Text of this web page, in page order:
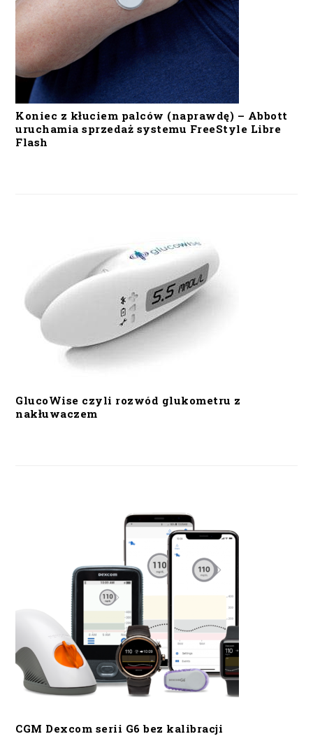
Koniec z kłuciem palców (naprawdę) – Abbott
uruchamia sprzedaż systemu FreeStyle Libre
Flash
GlucoWise czyli rozwód glukometru z
nakłuwaczem
CGM Dexcom serii G6 bez kalibracji